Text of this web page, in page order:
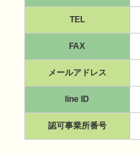
TEL
FAX
メールアドレス
line ID
認可事業所番号